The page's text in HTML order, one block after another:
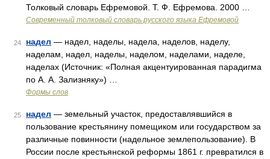
Толковый словарь Ефремовой. Т. Ф. Ефремова. 2000 …
Современный толковый словарь русского языка Ефремовой
24 надел — надел, наделы, надела, наделов, наделу,
наделам, надел, наделы, наделом, наделами, наделе,
наделах (Источник: «Полная акцентуированная парадигма
по А. А. Зализняку») …
Формы слов
25 надел — земельный участок, предоставлявшийся в
пользование крестьянину помещиком или государством за
различные повинности (надельное землепользование). В
России после крестьянской реформы 1861 г. превратился в